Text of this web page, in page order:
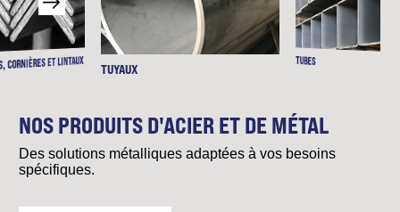
ET LINTAUX TUYAUX
TUBES
NOS PRODUITS D'ACIER ET DE MÉTAL
Des solutions métalliques adaptées à vos besoins
spécifiques.